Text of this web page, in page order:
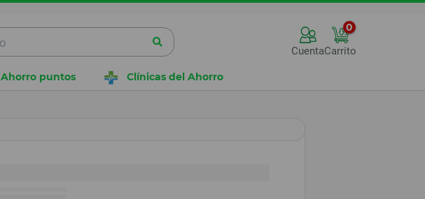
Cuenta
0
Carrito
Ahorro puntos Clínicas del Ahorro